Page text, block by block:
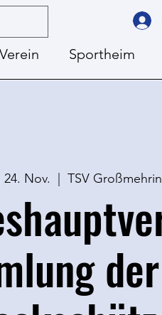
Sportheim
24. Nov. TSV
der